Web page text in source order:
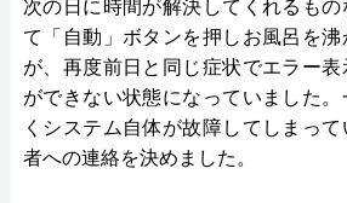
次の日に時間が解決してくれるも
て「自動」ボタンを押しお風呂を
が、再度前日と同じ症状でエラー
ができない状態になっていました
くシステム自体が故障してしまっ
者への連絡を決めました。